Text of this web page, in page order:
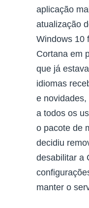
aplicação
atualização
Windows 10
Cortana em
que já
idiomas
e
a todos os
o pacote de
decidiu
desabilitar a
manter o